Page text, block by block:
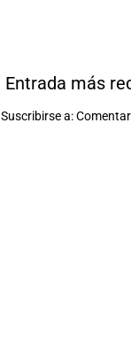
Entrada más
Suscribirse a: